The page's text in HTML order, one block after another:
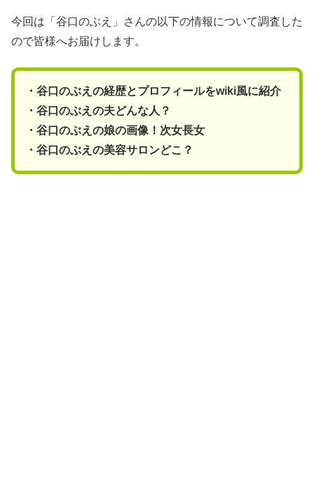
今回は「谷口のぶえ」さんの以下の情報について調査した
ので皆様へお届けします。
・谷口のぶえの経歴とプロフィールをwiki風に紹介
・谷口のぶえの夫どんな人？
・谷口のぶえの娘の画像！次女長女
・谷口のぶえの美容サロンどこ？